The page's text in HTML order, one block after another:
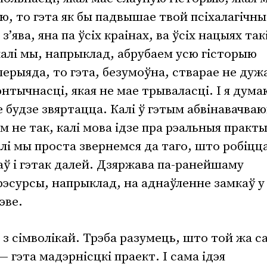
то гэта як бы падвышае твой псіхалагічны
яна па ўсіх краінах, ва ўсіх нацыях
мы, напрыклад, абрубаем усю гісторыю
то гэта, безумоўна, стварае не
якая не мае трываласці. І я
будзе звяртацца. Калі ў гэтым
не так, калі мова ідзе пра рэальныя
мы проста звернемся да таго, што
і гэтак далей. Дзяржава па-ранейшаму
напрыклад, на аднаўленне замкаў у
сімволікай. Трэба разумець, што той жа
мадэрнісцкі праект. І сама ідэя